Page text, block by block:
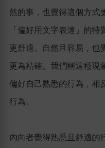
然的事，也覺得這個方式
「偏好用文字表達」的
更舒適、自然且容易，也
更為精確。我們稱這種現
偏好自己熟悉的行為，相
行為。
內向者覺得熟悉且舒適的